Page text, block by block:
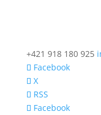
+421 918 180 925
Facebook
X
RSS
Facebook